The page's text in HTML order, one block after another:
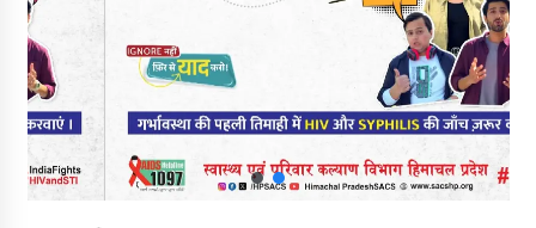
चंबा में बड़ा बस सड़क हादसा, 3 की मौत कई गंभीर घायल, बैरागढ़ से चंबा आ
रही थी निजी बस शर्मा कोच
08/08/2026
चौपाल विधायक पर BDC सदस्य राजेश रढाइक का तीखा हमला, मांगा
08/08/2026